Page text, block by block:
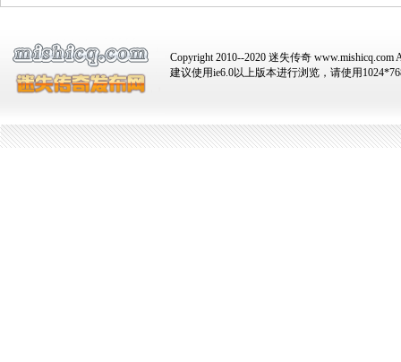
Copyright 2010--2020 迷失传奇 www.mishicq.com
建议使用ie6.0以上版本进行浏览，请使用